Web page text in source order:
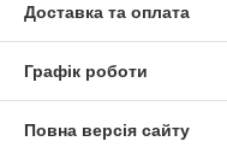
Доставка та оплата
Графік роботи
Повна версія сайту